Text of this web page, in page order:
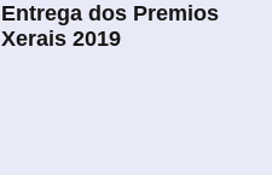
Entrega dos Premios
Xerais 2019